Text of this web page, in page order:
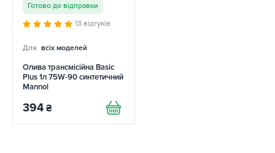
Готово до відправки
13 відгуків
Для всіх моделей
Олива трансмісійна Basic
Plus 1л 75W-90 синтетичний
Mannol
394 ₴